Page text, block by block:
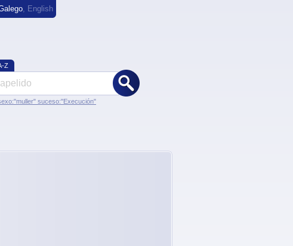
, English
Z
suceso:"Execución"